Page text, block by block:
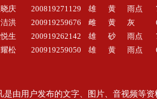
庆 200819271129 雄 黄 雨点
洪 200919259676 雌 黄 灰
生 200919262142 雄 砂 雨点
松 200919259050 雄 黄 雨点
是由用户发布的文字、图片、音视频等